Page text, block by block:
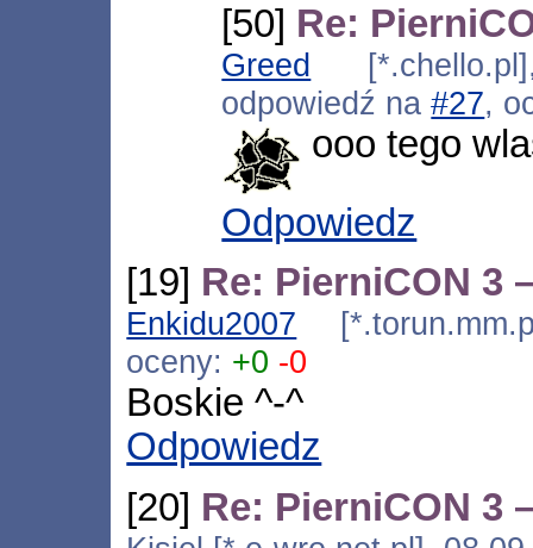
[50] Re:
Greed
odpowiedź na#27,
ooo tego
Odpowiedz
[19] Re: PierniCON 3
Enkidu2007
oceny: +0 -0
Boskie ^-^
Odpowiedz
[20] Re: PierniCON 3